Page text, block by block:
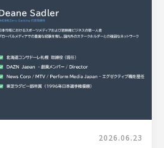
2026.06.23